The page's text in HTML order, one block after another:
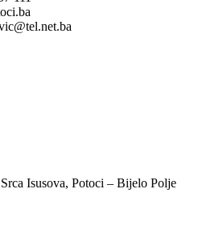
Isusova, Potoci – Bijelo Polje